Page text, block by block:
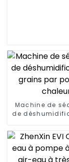
Machine de
de